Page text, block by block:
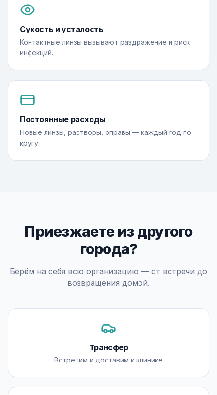
Сухость и усталость
Контактные линзы вызывают раздражение и риск
инфекций.
Постоянные расходы
Новые линзы, растворы, оправы — каждый год по
кругу.
Приезжаете из другого
города?
Берём на себя всю организацию — от встречи до
возвращения домой.
Трансфер
Встретим и доставим к клинике